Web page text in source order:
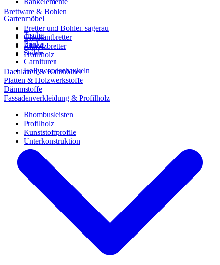
Rankelemente
Gartenmöbel
Tische
Bänke
Stühle
Garnituren
Hollywoodschaukeln
Brettware & Bohlen
Bretter und Bohlen sägerau
Glattkantbretter
Altholzbretter
Profilholz
Dachlatten & Kanthölzer
Platten & Holzwerkstoffe
Dämmstoffe
Fassadenverkleidung & Profilholz
Rhombusleisten
Profilholz
Kunststoffprofile
Unterkonstruktion